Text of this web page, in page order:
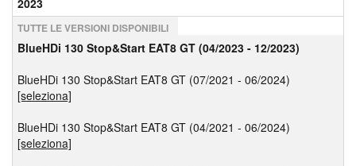
2023
TUTTE LE VERSIONI DISPONIBILI
BlueHDi 130 Stop&Start EAT8 GT (04/2023 - 12/2023)
BlueHDi 130 Stop&Start EAT8 GT (07/2021 - 06/2024)
[seleziona]
BlueHDi 130 Stop&Start EAT8 GT (04/2021 - 06/2024)
[seleziona]